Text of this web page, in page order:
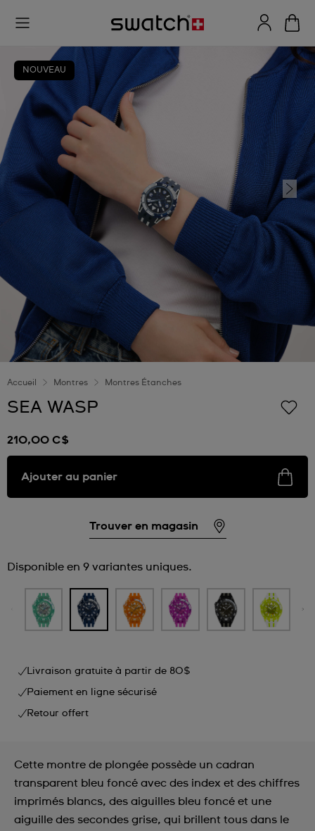
NOUVEAU
Accueil Montres Montres Étanches
SEA WASP
210,00 C$
Ajouter au panier
Trouver en magasin
Disponible en 9 variantes uniques.
Livraison gratuite à partir de 80$
Paiement en ligne sécurisé
Retour offert
Cette montre de plongée possède un cadran
transparent bleu foncé avec des index et des chiffres
imprimés blancs, des aiguilles bleu foncé et une
aiguille des secondes grise, qui brillent tous dans le